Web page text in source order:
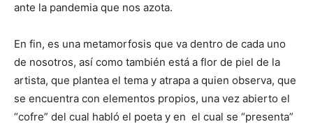
ante la pandemia que nos azota.
En fin, es una metamorfosis que va dentro de cada uno
de nosotros, así como también está a flor de piel de la
artista, que plantea el tema y atrapa a quien observa, que
se encuentra con elementos propios, una vez abierto el
“cofre” del cual habló el poeta y en el cual se “presenta”